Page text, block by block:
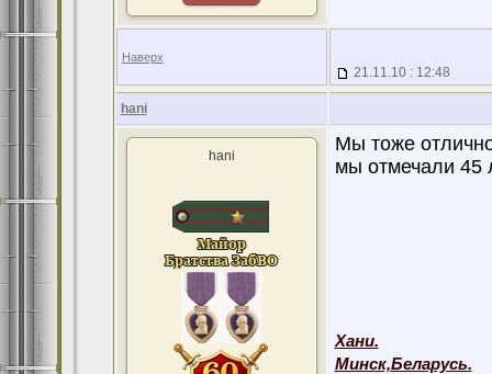
Наверх
21.11.10 : 12:48
hani
hani
Мы тоже
мы отмечали 45
Хани.
Минск,Беларусь.